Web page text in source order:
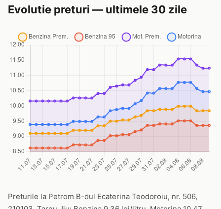
Evolutie preturi — ultimele 30 zile
Preturile la Petrom B-dul Ecaterina Teodoroiu, nr. 506,